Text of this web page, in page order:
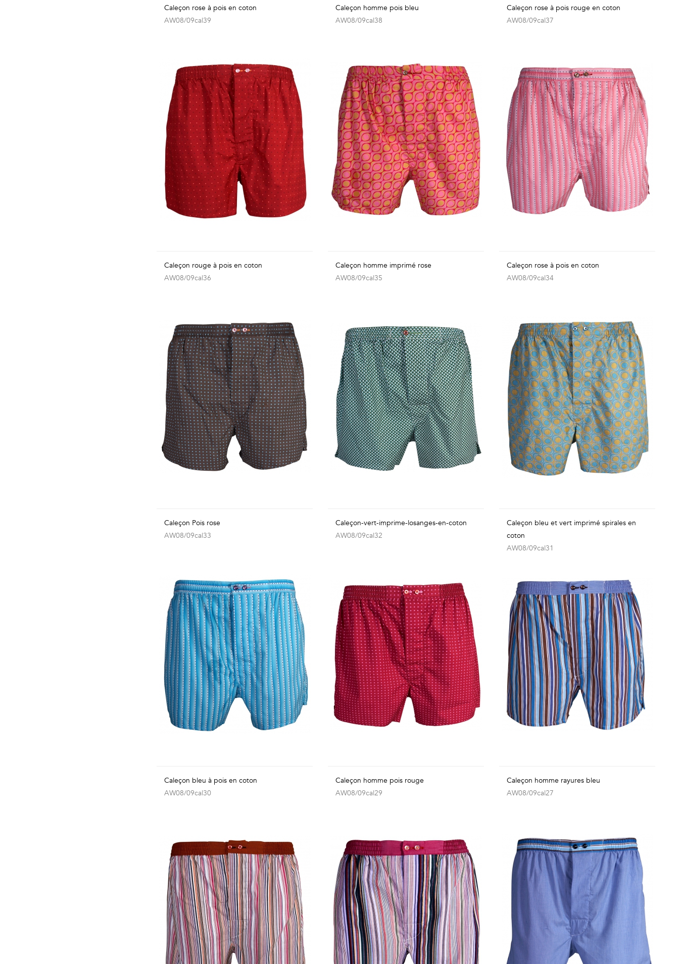
Caleçon rose à pois en coton
AW08/09cal39
Caleçon homme pois bleu
AW08/09cal38
Caleçon rose à pois rouge en coton
AW08/09cal37
Caleçon rouge à pois en coton
AW08/09cal36
Caleçon homme imprimé rose
AW08/09cal35
Caleçon rose à pois en coton
AW08/09cal34
Caleçon Pois rose
AW08/09cal33
Caleçon-vert-imprime-losanges-en-coton
AW08/09cal32
Caleçon bleu et vert imprimé spirales en
coton
AW08/09cal31
Caleçon bleu à pois en coton
AW08/09cal30
Caleçon homme pois rouge
AW08/09cal29
Caleçon homme rayures bleu
AW08/09cal27